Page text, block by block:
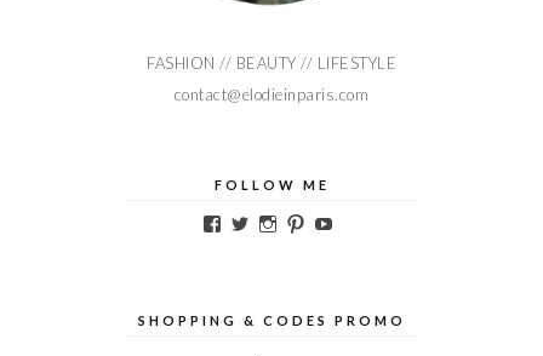
FASHION // BEAUTY // LIFESTYLE
contact@elodieinparis.com
FOLLOW ME
Voir
sur
Voir
sur
Voir
sur
Voir
sur sur
SHOPPING & CODES PROMO